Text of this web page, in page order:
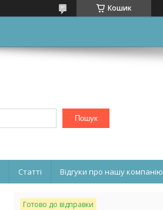
Кошик
Пошук
Статті Відгуки про нашу компанію
Готово до відправки